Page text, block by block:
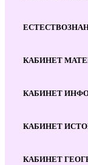
КАБИНЕТ
КАБИНЕТ
КАБИНЕТ
КАБИНЕТ